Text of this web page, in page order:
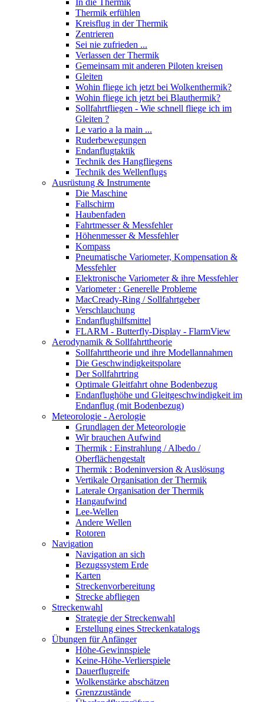
In die Thermik
Thermik erfühlen
Kreisflug in der Thermik
Zentrieren
Sei nie zufrieden ...
Verlassen der Thermik
Gemeinsam mit anderen Piloten kreisen
Gleiten
Wohin fliege ich jetzt bei Wolkenthermik?
Wohin fliege ich jetzt bei Blauthermik?
Sollfahrtfliegen - Wie schnell fliege ich im
Gleiten ?
Le vario a la main ...
Ruderbewegungen
Endanflugtaktik
Technik des Hangfliegens
Technik des Wellenflugs
Ausrüstung & Instrumente
Die Maschine
Fallschirm
Haubenfaden
Fahrtmesser & Messfehler
Höhenmesser & Messfehler
Kompass
Pneumatische Variometer, Kompensation &
Messfehler
Elektronische Variometer & ihre Messfehler
Variometer : Generelle Probleme
MacCready-Ring / Sollfahrtgeber
Verschlauchung
Endanflughilfsmittel
FLARM - Butterfly-Display - FlarmView
Aerodynamik & Sollfahrttheorie
Sollfahrttheorie und ihre Modellannahmen
Die Geschwindigkeitspolare
Der Sollfahrtring
Optimale Gleitfahrt ohne Bodenbezug
Endanflughöhe und Gleitgeschwindigkeit im
Endanflug (mit Bodenbezug)
Meteorologie - Aerologie
Grundlagen der Meteorologie
Wir brauchen Aufwind
Thermik : Einstrahlung / Albedo /
Oberflächengestalt
Thermik : Bodeninversion & Auslösung
Vertikale Organisation der Thermik
Laterale Organisation der Thermik
Hangaufwind
Lee-Wellen
Andere Wellen
Rotoren
Navigation
Navigation an sich
Bezugssystem Erde
Karten
Streckenvorbereitung
Strecke abfliegen
Streckenwahl
Strategie der Streckenwahl
Erstellung eines Streckenkatalogs
Übungen für Anfänger
Höhe-Gewinnspiele
Keine-Höhe-Verlierspiele
Dauerflugreife
Wolkenstärke abschätzen
Grenzzustände